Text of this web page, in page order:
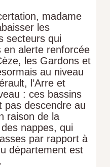
madame
les
secteurs qui
en alerte renforcée
les Gardons et
au niveau
l’Arre et
: ces bassins
pas descendre au
raison de la
nappes, qui
par rapport à
département est